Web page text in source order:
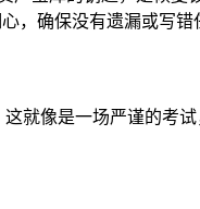
确保没有遗漏或写
就像是一场严谨的考